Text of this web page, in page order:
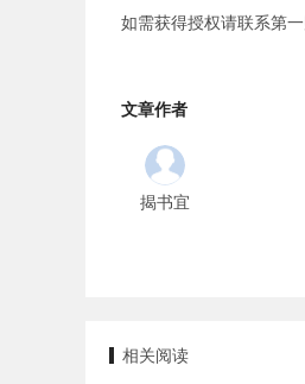
如需获得授权请联系第一
文章作者
揭书宜
相关阅读